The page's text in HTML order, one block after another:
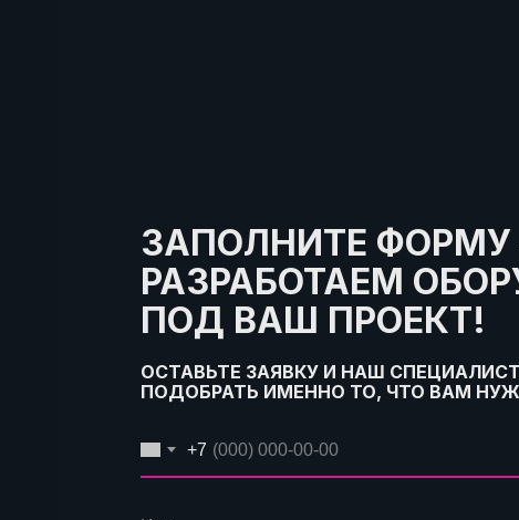
+7
ОСТАВЬТЕ ЗАЯВКУ И НАШ
ПОДОБРАТЬ ИМЕННО ТО, ЧТО ВАМ
ЗАПОЛНИТЕ ФОРМУ
РАЗРАБОТАЕМ
ПОД ВАШ ПРОЕКТ!